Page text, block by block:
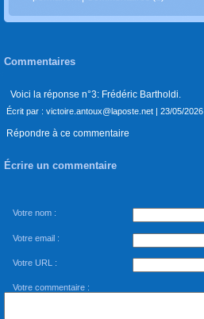
Commentaires
Voici la réponse n°3: Frédéric Bartholdi.
Écrit par : victoire.antoux@laposte.net | 23/05/2026
Répondre à ce commentaire
Écrire un commentaire
Votre nom :
Votre email :
Votre URL :
Votre commentaire :